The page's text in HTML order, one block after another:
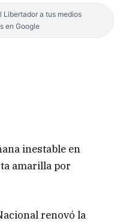
Libertador a tus medios
en Google
inestable en
amarilla por
renovó la